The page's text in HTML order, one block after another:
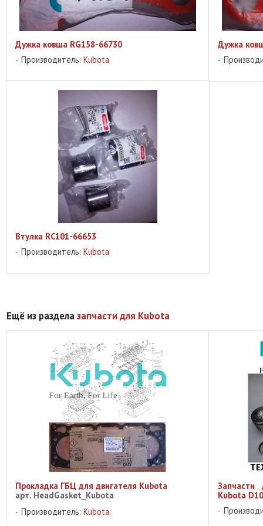
Дужка ковша RG158-66730
Производитель: Kubota
Дужка
Втулка RC101-66653
Производитель: Kubota
Ещё из разделазапчасти для Kubota
Прокладка ГБЦ для двигателя Kubota
арт. HeadGasket_Kubota
Производитель: Kubota
Kubota